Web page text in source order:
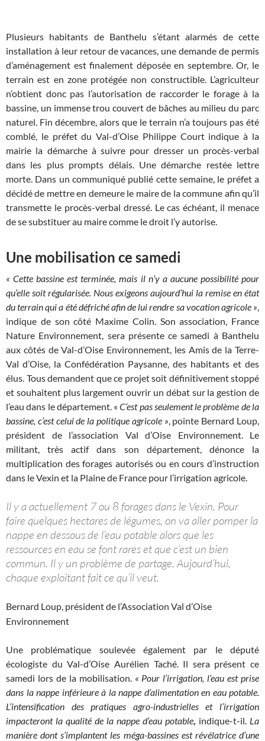
Plusieurs habitants de Banthelu s’étant alarmés de cette
installation à leur retour de vacances, une demande de permis
d’aménagement est finalement déposée en septembre. Or, le
terrain est en zone protégée non constructible. L’agriculteur
n’obtient donc pas l’autorisation de raccorder le forage à la
bassine, un immense trou couvert de bâches au milieu du parc
naturel. Fin décembre, alors que le terrain n’a toujours pas été
comblé, le préfet du Val-d’Oise Philippe Court indique à la
mairie la démarche à suivre pour dresser un procès-verbal
dans les plus prompts délais. Une démarche restée lettre
morte. Dans un communiqué publié cette semaine, le préfet a
décidé de mettre en demeure le maire de la commune afin qu’il
transmette le procès-verbal dressé. Le cas échéant, il menace
de se substituer au maire comme le droit l’y autorise.
Une mobilisation ce samedi
« Cette bassine est terminée, mais il n’y a aucune possibilité pour
qu’elle soit régularisée. Nous exigeons aujourd’hui la remise en état
du terrain qui a été défriché afin de lui rendre sa vocation agricole »,
indique de son côté Maxime Colin. Son association, France
Nature Environnement, sera présente ce samedi à Banthelu
aux côtés de Val-d’Oise Environnement, les Amis de la Terre-
Val d’Oise, la Confédération Paysanne, des habitants et des
élus. Tous demandent que ce projet soit définitivement stoppé
et souhaitent plus largement ouvrir un débat sur la gestion de
l’eau dans le département. «C’est pas seulement le problème de la
bassine, c’est celui de la politique agricole », pointe Bernard Loup,
président de l’association Val d’Oise Environnement. Le
militant, très actif dans son département, dénonce la
multiplication des forages autorisés ou en cours d’instruction
dans le Vexin et la Plaine de France pour l’irrigation agricole.
Il y a actuellement 7 ou 8 forages dans le Vexin. Pour
faire quelques hectares de légumes, on va aller pomper la
nappe en dessous de l’eau potable alors que les
ressources en eau se font rares et que c’est un bien
commun. Il y un problème de partage. Aujourd’hui,
chaque exploitant fait ce qu’il veut.
Bernard Loup, président de l’Association Val d’Oise
Environnement
Une problématique soulevée également par le député
écologiste du Val-d’Oise Aurélien Taché. Il sera présent ce
samedi lors de la mobilisation. « Pour l’irrigation, l’eau est prise
dans la nappe inférieure à la nappe d’alimentation en eau potable.
L’intensification des pratiques agro-industrielles et l’irrigation
impacteront la qualité de la nappe d’eau potable, indique-t-il. La
manière dont s’implantent les méga-bassines est révélatrice d’une